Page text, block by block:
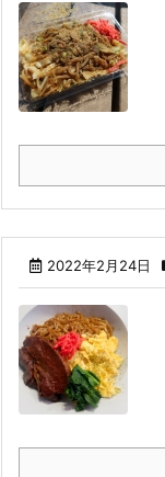
2022年2月24日